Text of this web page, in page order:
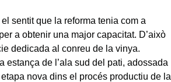
sentit que la reforma tenia com a
a obtenir una major capacitat. D’això
dedicada al conreu de la vinya.
estança de l’ala sud del pati, adossada
nova dins el procés productiu de la